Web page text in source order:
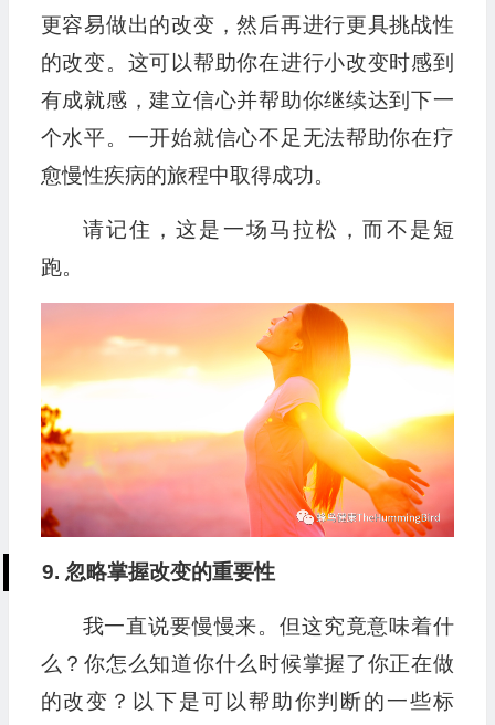
更容易做出的改变，然后再进行更具挑战性
的改变。这可以帮助你在进行小改变时感到
有成就感，建立信心并帮助你继续达到下一
个水平。一开始就信心不足无法帮助你在疗
愈慢性疾病的旅程中取得成功。
请记住，这是一场马拉松，而不是短
跑。
9. 忽略掌握改变的重要性
我一直说要慢慢来。但这究竟意味着什
么？你怎么知道你什么时候掌握了你正在做
的改变？以下是可以帮助你判断的一些标